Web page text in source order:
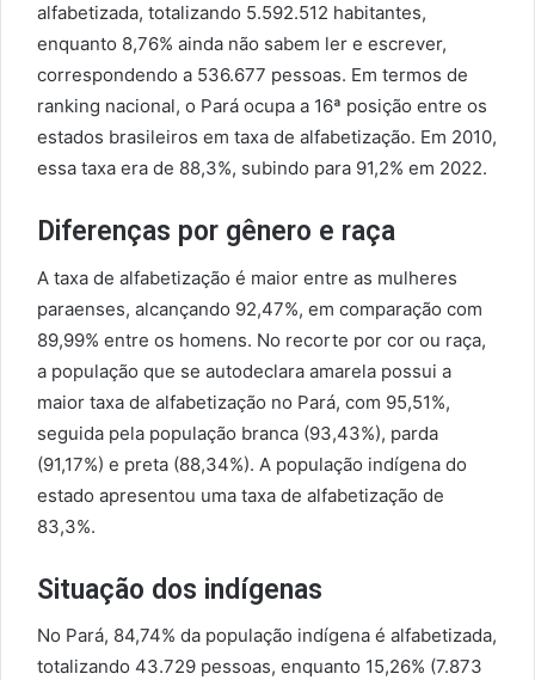
alfabetizada, totalizando 5.592.512 habitantes,
enquanto 8,76% ainda não sabem ler e escrever,
correspondendo a 536.677 pessoas. Em termos de
ranking nacional, o Pará ocupa a 16ª posição entre os
estados brasileiros em taxa de alfabetização. Em 2010,
essa taxa era de 88,3%, subindo para 91,2% em 2022.
Diferenças por gênero e raça
A taxa de alfabetização é maior entre as mulheres
paraenses, alcançando 92,47%, em comparação com
89,99% entre os homens. No recorte por cor ou raça,
a população que se autodeclara amarela possui a
maior taxa de alfabetização no Pará, com 95,51%,
seguida pela população branca (93,43%), parda
(91,17%) e preta (88,34%). A população indígena do
estado apresentou uma taxa de alfabetização de
83,3%.
Situação dos indígenas
No Pará, 84,74% da população indígena é alfabetizada,
totalizando 43.729 pessoas, enquanto 15,26% (7.873